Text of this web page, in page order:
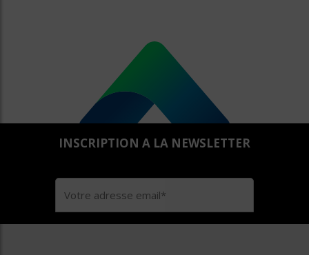
INSCRIPTION A LA NEWSLETTER